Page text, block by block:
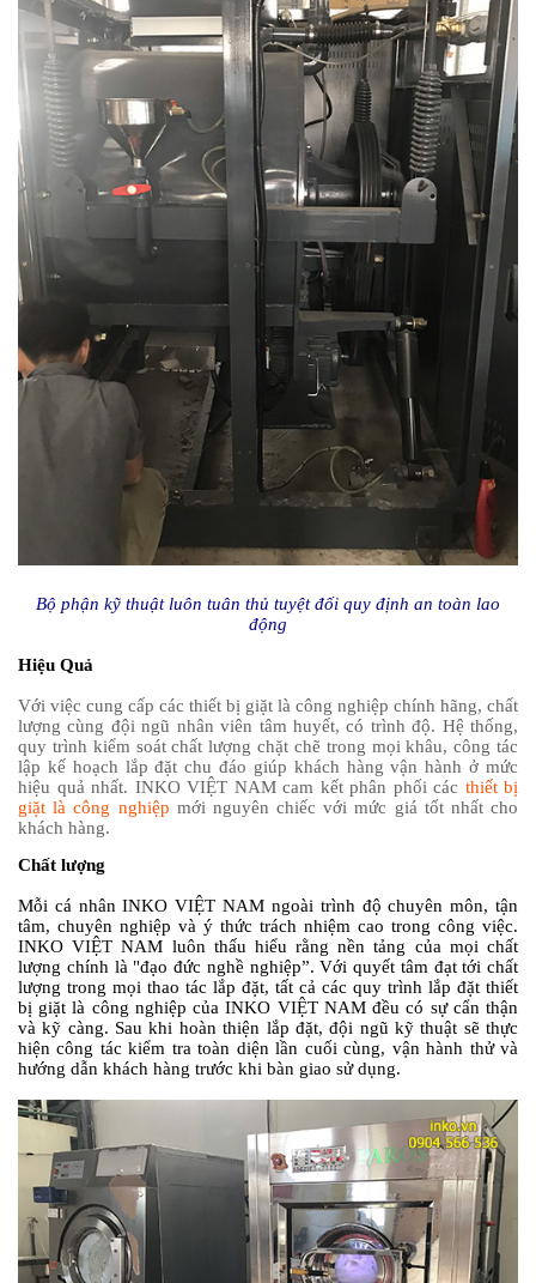
Bộ phận kỹ thuật luôn tuân thủ tuyệt đối quy định an toàn lao
động
Hiệu Quả
Với việc cung cấp các thiết bị giặt là công nghiệp chính hãng, chất
lượng cùng đội ngũ nhân viên tâm huyết, có trình độ. Hệ thống,
quy trình kiểm soát chất lượng chặt chẽ trong mọi khâu, công tác
lập kế hoạch lắp đặt chu đáo giúp khách hàng vận hành ở mức
hiệu quả nhất. INKO VIỆT NAM cam kết phân phối các thiết bị
giặt là công nghiệp mới nguyên chiếc với mức giá tốt nhất cho
khách hàng.
Chất lượng
Mỗi cá nhân INKO VIỆT NAM ngoài trình độ chuyên môn, tận
tâm, chuyên nghiệp và ý thức trách nhiệm cao trong công việc.
INKO VIỆT NAM luôn thấu hiểu rằng nền tảng của mọi chất
lượng chính là "đạo đức nghề nghiệp”. Với quyết tâm đạt tới chất
lượng trong mọi thao tác lắp đặt, tất cả các quy trình lắp đặt thiết
bị giặt là công nghiệp của INKO VIỆT NAM đều có sự cẩn thận
và kỹ càng. Sau khi hoàn thiện lắp đặt, đội ngũ kỹ thuật sẽ thực
hiện công tác kiểm tra toàn diện lần cuối cùng, vận hành thử và
hướng dẫn khách hàng trước khi bàn giao sử dụng.